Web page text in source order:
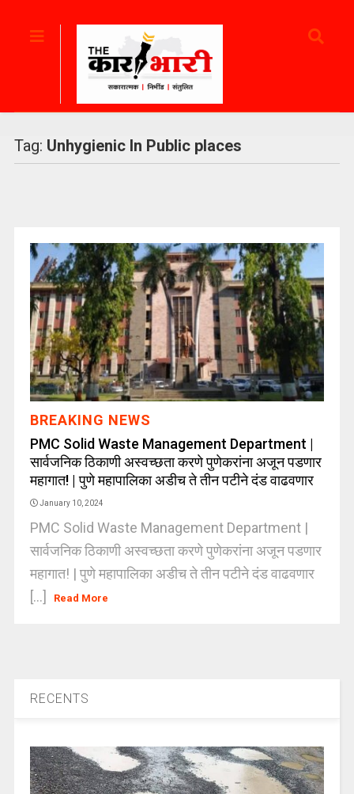
Tag: Unhygienic In Public places
BREAKING NEWS
PMC Solid Waste Management Department |
सार्वजनिक ठिकाणी अस्वच्छता करणे पुणेकरांना अजून पडणार
महागात! | पुणे महापालिका अडीच ते तीन पटीने दंड वाढवणार
January 10, 2024
PMC Solid Waste Management Department |
सार्वजनिक ठिकाणी अस्वच्छता करणे पुणेकरांना अजून पडणार
महागात! | पुणे महापालिका अडीच ते तीन पटीने दंड वाढवणार
[...]
Read More
RECENTS